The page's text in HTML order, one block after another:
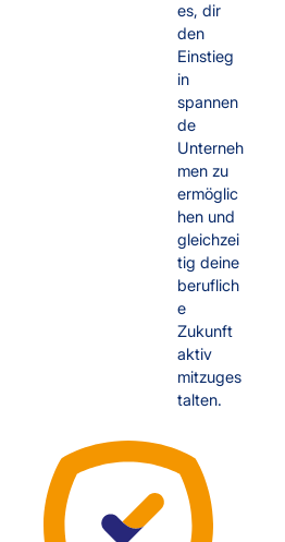
es, dir
den
Einstieg
in
spannen
de
Unterneh
men zu
ermöglic
hen und
gleichzei
tig deine
beruflich
e
Zukunft
aktiv
mitzuges
talten.